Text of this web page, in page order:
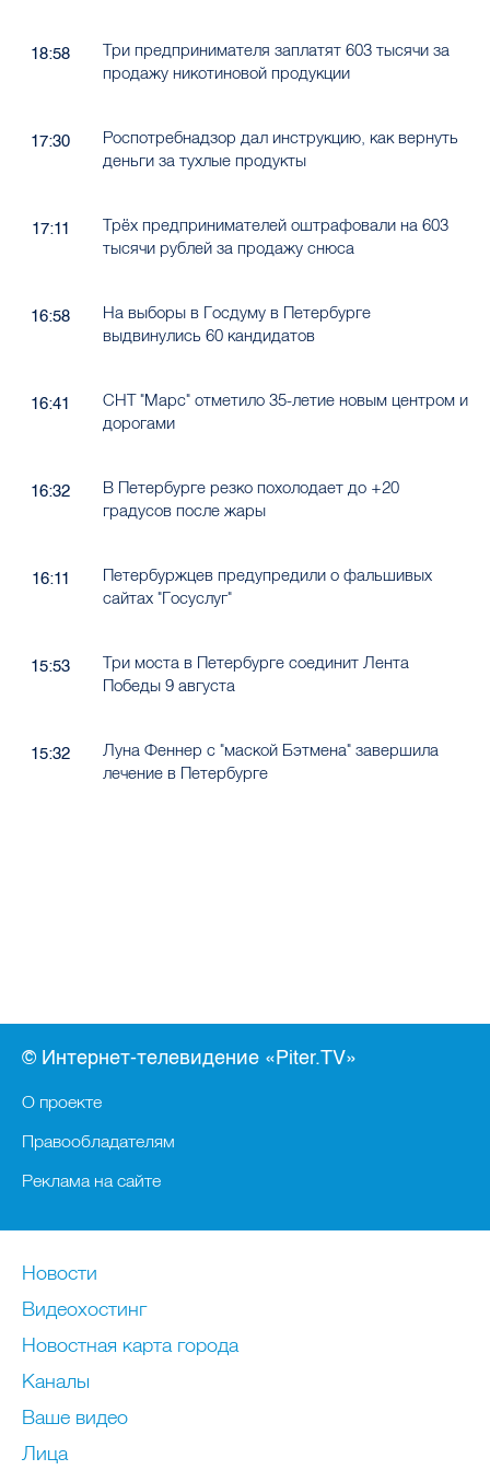
18:58
Три предпринимателя заплатят 603 тысячи за
продажу никотиновой продукции
17:30
Роспотребнадзор дал инструкцию, как вернуть
деньги за тухлые продукты
17:11
Трёх предпринимателей оштрафовали на 603
тысячи рублей за продажу снюса
16:58
На выборы в Госдуму в Петербурге
выдвинулись 60 кандидатов
16:41
СНТ "Марс" отметило 35-летие новым центром и
дорогами
16:32
В Петербурге резко похолодает до +20
градусов после жары
16:11
Петербуржцев предупредили о фальшивых
сайтах "Госуслуг"
15:53
Три моста в Петербурге соединит Лента
Победы 9 августа
15:32
Луна Феннер с "маской Бэтмена" завершила
лечение в Петербурге
© Интернет-телевидение «Piter.TV»
О проекте
Правообладателям
Реклама на сайте
Новости
Видеохостинг
Новостная карта города
Каналы
Ваше видео
Лица